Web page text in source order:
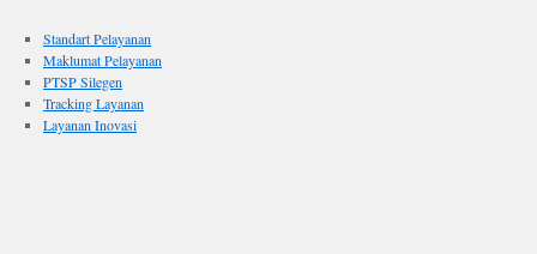
Standart Pelayanan
Maklumat Pelayanan
PTSP Silegen
Tracking Layanan
Layanan Inovasi